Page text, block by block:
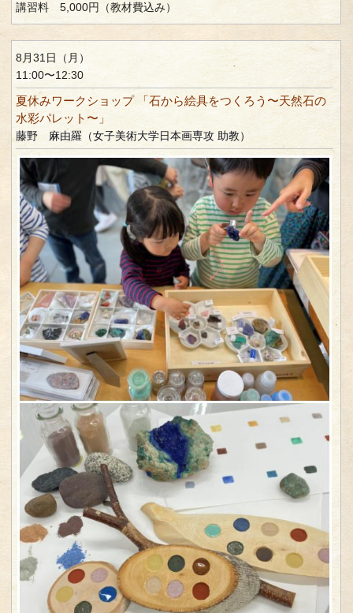
講習料 5,000円（教材費込み）
8月31日（月）
11:00〜12:30
夏休みワークショップ 「石から絵具をつくろう〜天然石の
水彩パレット〜」
藤野 麻由羅（女子美術大学日本画専攻 助教）